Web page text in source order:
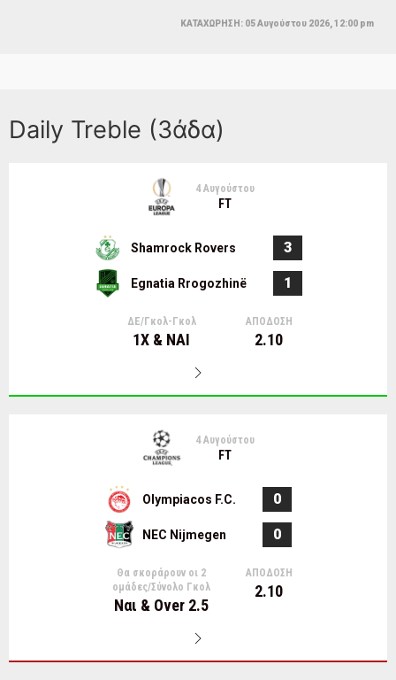
ΚΑΤΑΧΩΡΗΣΗ: 05 Αυγούστου 2026, 12:00 pm
Daily Treble (3άδα)
4 Αυγούστου
FT
Shamrock Rovers
Egnatia Rrogozhinë
3
1
ΔΕ/Γκολ-Γκολ
1Χ & ΝΑΙ
ΑΠΟΔΟΣΗ
2.10
4 Αυγούστου
FT
Olympiacos F.C.
NEC Nijmegen
0
0
Θα σκοράρουν οι 2
ομάδες/Σύνολο Γκολ
Ναι & Over 2.5
ΑΠΟΔΟΣΗ
2.10